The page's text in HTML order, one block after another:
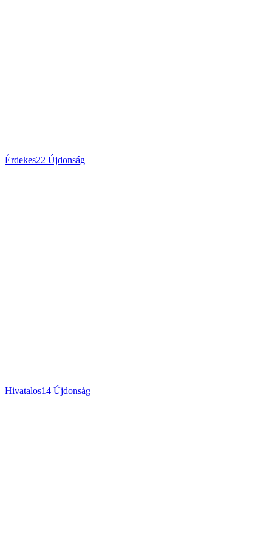
Érdekes22 Újdonság
Hivatalos14 Újdonság